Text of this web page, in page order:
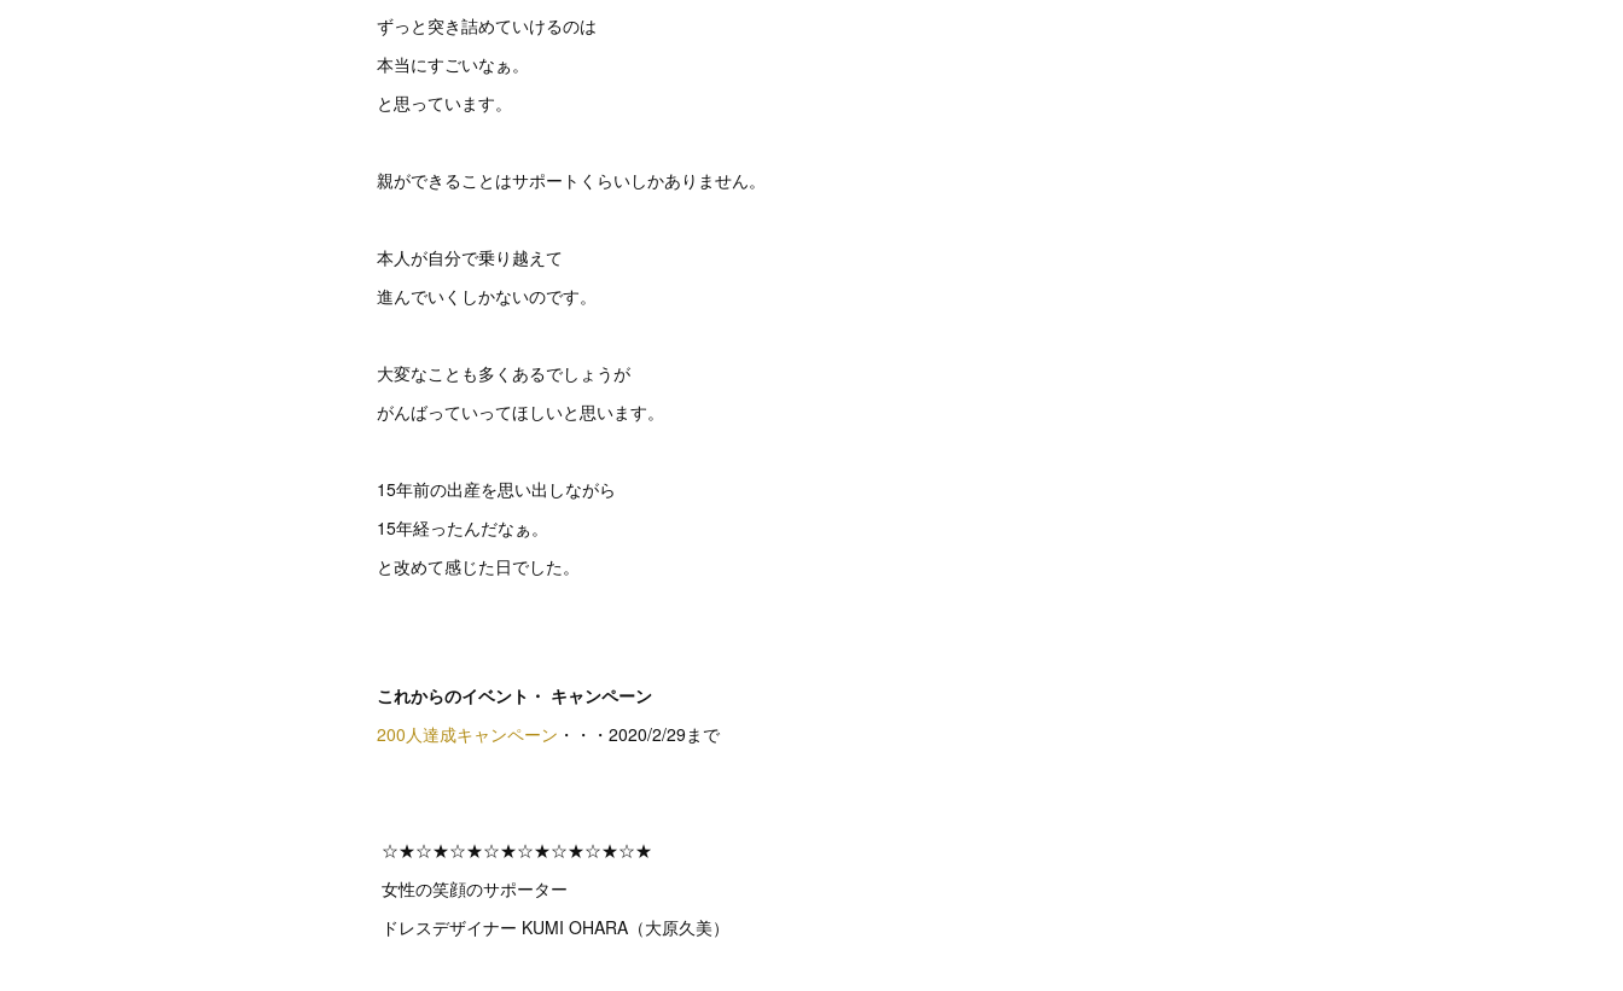
ずっと突き詰めていけるのは
本当にすごいなぁ。
と思っています。
親ができることはサポートくらいしかありません。
本人が自分で乗り越えて
進んでいくしかないのです。
大変なことも多くあるでしょうが
がんばっていってほしいと思います。
15年前の出産を思い出しながら
15年経ったんだなぁ。
と改めて感じた日でした。
これからのイベント・ キャンペーン
200人達成キャンペーン ・・・2020/2/29まで
☆★☆★☆★☆★☆★☆★☆★☆★
女性の笑顔のサポーター
ドレスデザイナー KUMI OHARA（大原久美）